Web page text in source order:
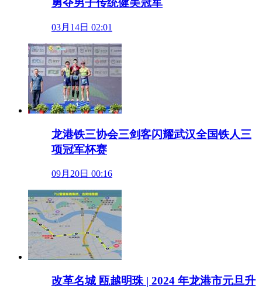
勇夺男子传统健美冠军
03月14日 02:01
龙港铁三协会三剑客闪耀武汉全国铁人三
项冠军杯赛
09月20日 00:16
改革名城 瓯越明珠 | 2024 年龙港市元旦升